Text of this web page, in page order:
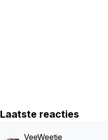
Laatste reacties
VeeWeetje